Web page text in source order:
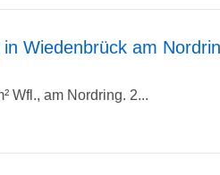
Wiedenbrück am
Wfl., am Nordring. 2...